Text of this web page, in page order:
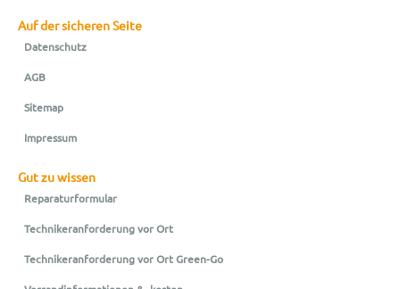
Auf der sicheren Seite
Datenschutz
AGB
Sitemap
Impressum
Gut zu wissen
Reparaturformular
Technikeranforderung vor Ort
Technikeranforderung vor Ort Green-Go